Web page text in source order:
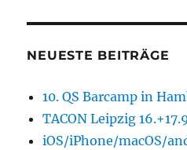
NEUESTE BEITRÄGE
10. QS Barcamp in
TACON Leipzig
iOS/iPhone/macOS/